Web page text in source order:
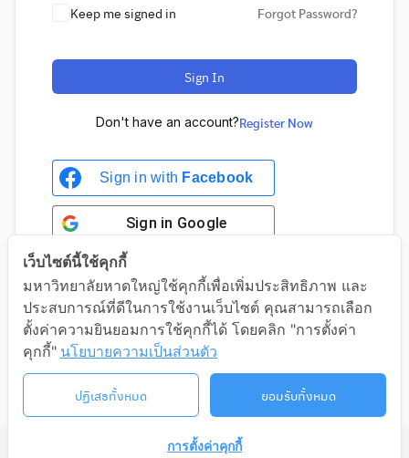
Keep me signed in Forgot Password?
Sign In
Don't have an account?Register Now
Sign in with Facebook
Sign in Google
Sign in with Google
©2026 LIFELONG.HU.AC.TH. ALL RIGHTS RESERVED.
เว็บไซต์นี้ใช้คุกกี้
มหาวิทยาลัยหาดใหญ่ใช้คุกกี้เพื่อเพิ่มประสิทธิภาพ และ
ประสบการณ์ที่ดีในการใช้งานเว็บไซต์ คุณสามารถเลือก
ตั้งค่าความยินยอมการใช้คุกกี้ได้ โดยคลิก "การตั้งค่า
คุกกี้" นโยบายความเป็นส่วนตัว
ปฏิเสธทั้งหมด ยอมรับทั้งหมด
การตั้งค่าคุกกี้